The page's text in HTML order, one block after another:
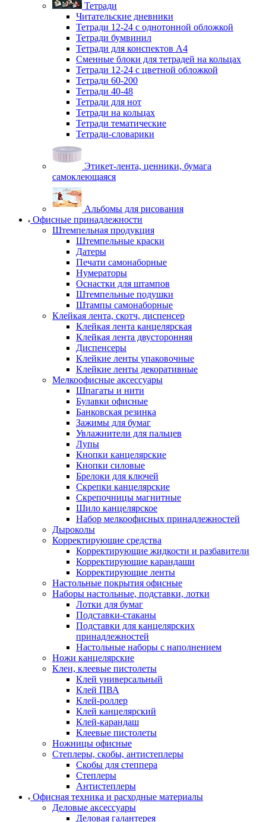
Тетради
Читательские дневники
Тетради 12-24 с однотонной обложкой
Тетради бумвинил
Тетради для конспектов А4
Сменные блоки для тетрадей на кольцах
Тетради 12-24 с цветной обложкой
Тетради 60-200
Тетради 40-48
Тетради для нот
Тетради на кольцах
Тетради тематические
Тетради-словарики
Этикет-лента, ценники, бумага
самоклеющаяся
Альбомы для рисования
Офисные принадлежности
Штемпельная продукция
Штемпельные краски
Датеры
Печати самонаборные
Нумераторы
Оснастки для штампов
Штемпельные подушки
Штампы самонаборные
Клейкая лента, скотч, диспенсер
Клейкая лента канцелярская
Клейкая лента двусторонняя
Диспенсеры
Клейкие ленты упаковочные
Клейкие ленты декоративные
Мелкоофисные аксессуары
Шпагаты и нити
Булавки офисные
Банковская резинка
Зажимы для бумаг
Увлажнители для пальцев
Лупы
Кнопки канцелярские
Кнопки силовые
Брелоки для ключей
Скрепки канцелярские
Скрепочницы магнитные
Шило канцелярское
Набор мелкоофисных принадлежностей
Дыроколы
Корректирующие средства
Корректирующие жидкости и разбавители
Корректирующие карандаши
Корректирующие ленты
Настольные покрытия офисные
Наборы настольные, подставки, лотки
Лотки для бумаг
Подставки-стаканы
Подставки для канцелярских
принадлежностей
Настольные наборы с наполнением
Ножи канцелярские
Клеи, клеевые пистолеты
Клей универсальный
Клей ПВА
Клей-роллер
Клей канцелярский
Клей-карандаш
Клеевые пистолеты
Ножницы офисные
Степлеры, скобы, антистеплеры
Скобы для степпера
Степлеры
Антистеплеры
Офисная техника и расходные материалы
Деловые аксессуары
Деловая галантерея